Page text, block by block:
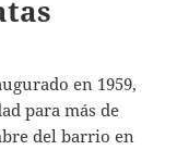
en 1959,
para más de
del barrio en